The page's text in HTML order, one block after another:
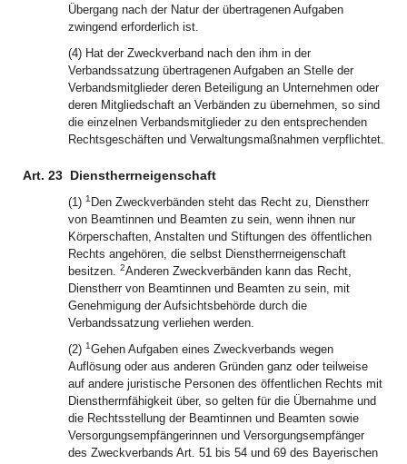
Übergang nach der Natur der übertragenen Aufgaben
zwingend erforderlich ist.
(4) Hat der Zweckverband nach den ihm in der
Verbandssatzung übertragenen Aufgaben an Stelle der
Verbandsmitglieder deren Beteiligung an Unternehmen oder
deren Mitgliedschaft an Verbänden zu übernehmen, so sind
die einzelnen Verbandsmitglieder zu den entsprechenden
Rechtsgeschäften und Verwaltungsmaßnahmen verpflichtet.
Art. 23 Dienstherrneigenschaft
(1) 1 Den Zweckverbänden steht das Recht zu, Dienstherr
von Beamtinnen und Beamten zu sein, wenn ihnen nur
Körperschaften, Anstalten und Stiftungen des öffentlichen
Rechts angehören, die selbst Dienstherrneigenschaft
besitzen. 2Anderen Zweckverbänden kann das Recht,
Dienstherr von Beamtinnen und Beamten zu sein, mit
Genehmigung der Aufsichtsbehörde durch die
Verbandssatzung verliehen werden.
(2) 1Gehen Aufgaben eines Zweckverbands wegen
Auflösung oder aus anderen Gründen ganz oder teilweise
auf andere juristische Personen des öffentlichen Rechts mit
Dienstherrnfähigkeit über, so gelten für die Übernahme und
die Rechtsstellung der Beamtinnen und Beamten sowie
Versorgungsempfängerinnen und Versorgungsempfänger
des Zweckverbands Art. 51 bis 54 und 69 des Bayerischen